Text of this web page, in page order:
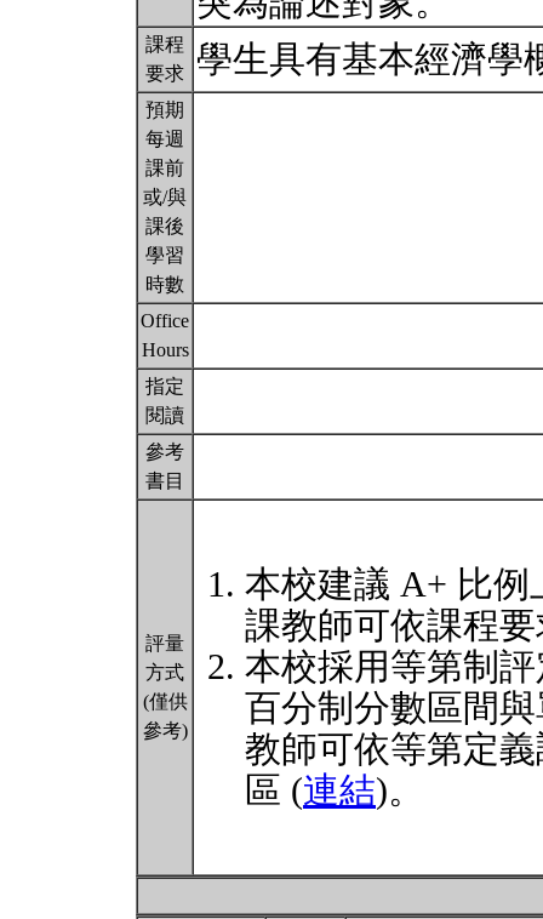
課程
要求
學生具有基本經濟學
預期
每週
課前
或/與
課後
學習
時數
Office
Hours
指定
閱讀
參考
書目
評量
方式
(僅供
參考)
本校建議 A+ 比例
課教師可依課程
本校採用等第制
百分制分數區間
教師可依等第定
區 (連結)。